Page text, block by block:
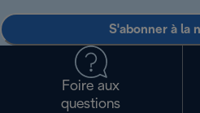
S'abonner à la
Foire aux
questions